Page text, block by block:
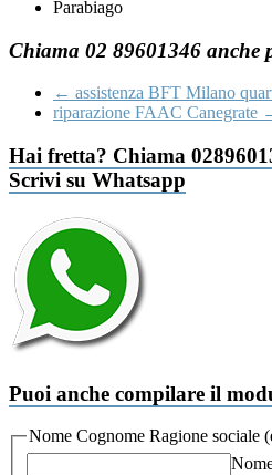
Parabiago
Chiama 02 89601346 anche
← assistenza BFT Milano
riparazione FAAC Canegrate
Hai fretta? Chiama
Scrivi su Whatsapp
Puoi anche compilare il
Nome Cognome Ragione sociale